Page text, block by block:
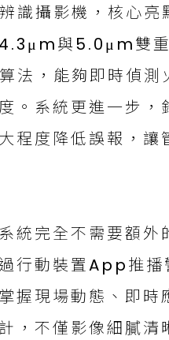
識攝影機，核心
與5.0μm雙
法，能夠即時偵
。系統更進一步
程度降低誤報，
統完全不需要額
行動裝置App推
握現場動態、即
，不僅影像細膩